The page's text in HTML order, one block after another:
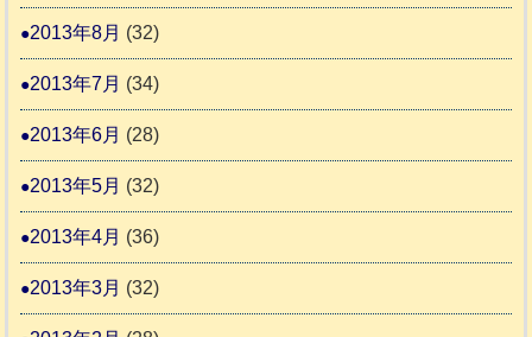
2013年8月 (32)
2013年7月 (34)
2013年6月 (28)
2013年5月 (32)
2013年4月 (36)
2013年3月 (32)